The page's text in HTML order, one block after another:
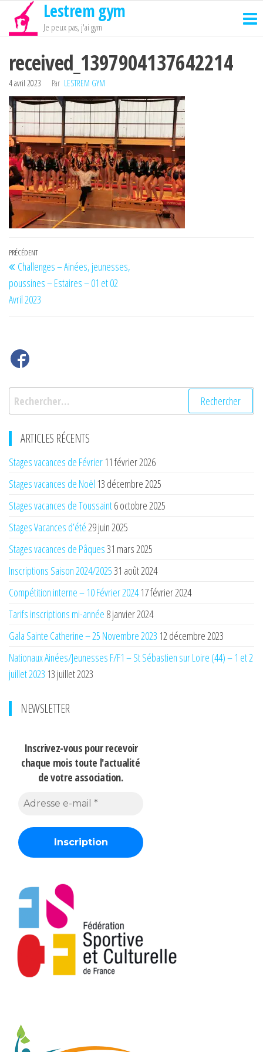
Passer
contenu
Lestrem gym
Je peux pas, j'ai gym
received_1397904137642214
4 avril 2023 Par LESTREM GYM
Navigation
de
l’article
Article
précédent
PRÉCÉDENT
Challenges – Ainées, jeunesses,
poussines – Estaires – 01 et 02
Avril 2023
Rechercher :
ARTICLES RÉCENTS
Stages vacances de Février 11 février 2026
Stages vacances de Noël 13 décembre 2025
Stages vacances de Toussaint6 octobre 2025
Stages Vacances d’été29 juin 2025
Stages vacances de Pâques31 mars 2025
Inscriptions Saison 2024/202531 août 2024
Compétition interne – 10 Février 2024 17 février 2024
Tarifs inscriptions mi-année 8 janvier 2024
Gala Sainte Catherine – 25 Novembre 2023 12 décembre 2023
Nationaux Ainées/Jeunesses F/F1 – St Sébastien sur Loire (44) – 1 et 2
juillet 2023 13 juillet 2023
NEWSLETTER
Inscrivez-vous pour recevoir
chaque mois toute l'actualité
de votre association.